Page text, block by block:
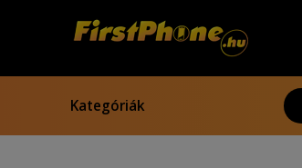
Kategóriák